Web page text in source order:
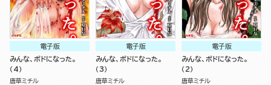
電子版
みんな、ボドになった。
（4）
唐草ミチル
電子版
みんな、ボドになった。
（3）
唐草ミチル
電子版
みんな、ボドになった。
（2）
唐草ミチル